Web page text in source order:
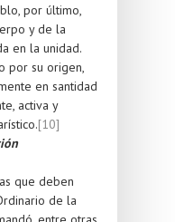
por último,
y de la
en la unidad.
por su origen,
en santidad
activa y
[10]
que deben
de la